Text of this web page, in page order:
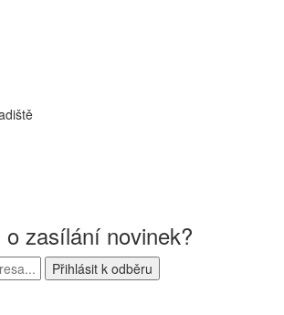
zasílání novinek?